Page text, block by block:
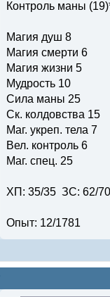
Контроль маны
Магия душ 8
Магия смерти 6
Магия жизни 5
Мудрость 10
Сила маны 25
Ск. колдовства 15
Маг. укреп. тела 7
Вел. контроль 6
Маг. спец. 25
ХП: 35/35 ЗС: 62/
Опыт: 12/1781